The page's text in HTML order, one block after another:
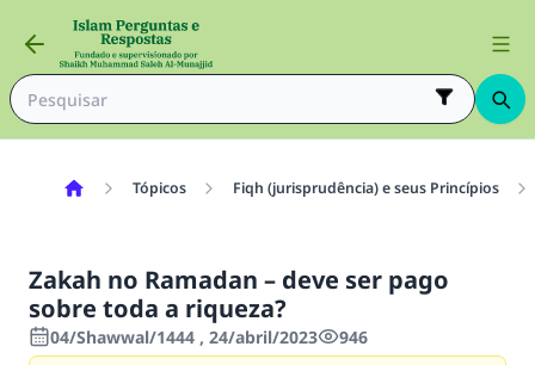
Tópicos Fiqh (jurisprudência) e seus Princípios
Zakah no Ramadan – deve ser pago
sobre toda a riqueza?
04/Shawwal/1444 , 24/abril/2023 946